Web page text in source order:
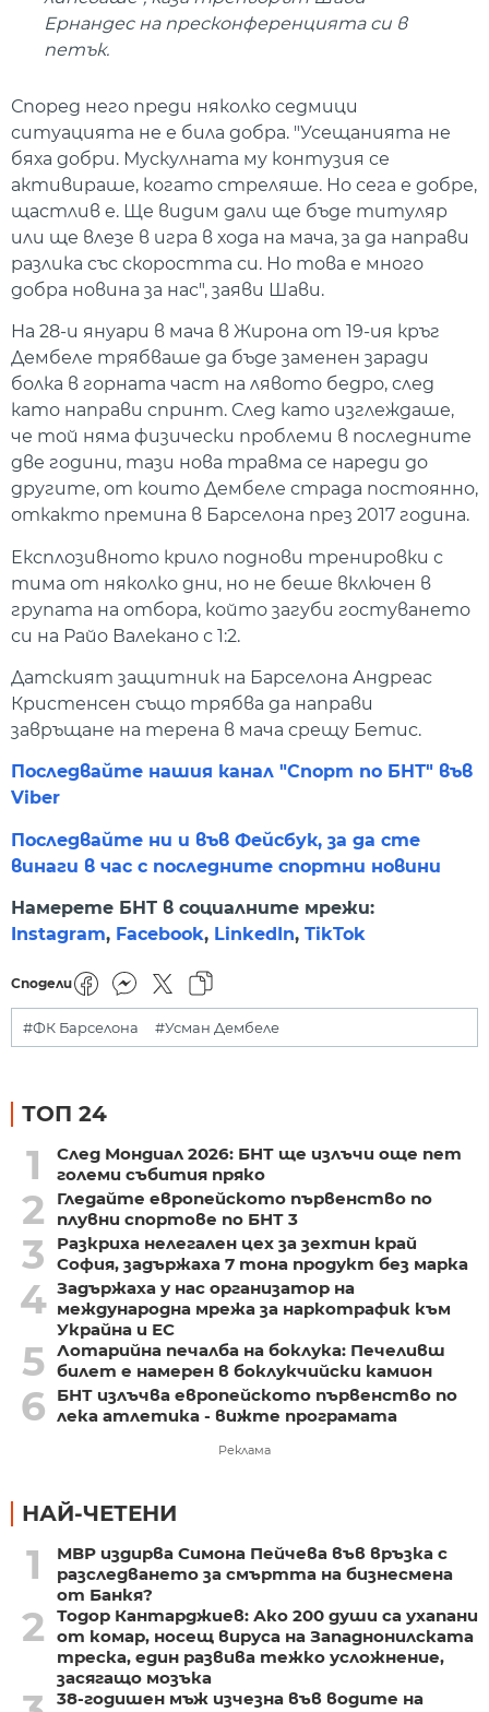
Ернандес на пресконференцията си в
петък.
Според него преди няколко седмици
ситуацията не е била добра. "Усещанията не
бяха добри. Мускулната му контузия се
активираше, когато стреляше. Но сега е добре,
щастлив е. Ще видим дали ще бъде титуляр
или ще влезе в игра в хода на мача, за да направи
разлика със скоростта си. Но това е много
добра новина за нас", заяви Шави.
На 28-и януари в мача в Жирона от 19-ия кръг
Дембеле трябваше да бъде заменен заради
болка в горната част на лявото бедро, след
като направи спринт. След като изглеждаше,
че той няма физически проблеми в последните
две години, тази нова травма се нареди до
другите, от които Дембеле страда постоянно,
откакто премина в Барселона през 2017 година.
Експлозивното крило поднови тренировки с
тима от няколко дни, но не беше включен в
групата на отбора, който загуби гостуването
си на Райо Валекано с 1:2.
Датският защитник на Барселона Андреас
Кристенсен също трябва да направи
завръщане на терена в мача срещу Бетис.
Последвайте нашия канал "Спорт по БНТ" във
Viber
Последвайте ни и във Фейсбук, за да сте
винаги в час с последните спортни новини
Намерете БНТ в социалните мрежи:
Instagram, Facebook, LinkedIn, TikTok
Сподели
#ФК Барселона #Усман Дембеле
ТОП 24
1
След Мондиал 2026: БНТ ще излъчи още пет
големи събития пряко
2
Гледайте европейското първенство по
плувни спортове по БНТ 3
3
Разкриха нелегален цех за зехтин край
София, задържаха 7 тона продукт без марка
4 Задържаха у нас организатор на
международна мрежа за наркотрафик към
Украйна и ЕС
5 Лотарийна печалба на боклука: Печеливш
билет е намерен в боклукчийски камион
6
БНТ излъчва европейското първенство по
лека атлетика - вижте програмата
Реклама
НАЙ-ЧЕТЕНИ
1
МВР издирва Симона Пейчева във връзка с
разследването за смъртта на бизнесмена
от Банкя?
2
Тодор Кантарджиев: Ако 200 души са ухапани
от комар, носещ вируса на Западнонилската
треска, един развива тежко усложнение,
засягащо мозъка
38-годишен мъж изчезна във водите на